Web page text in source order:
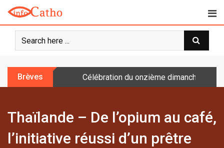
o
Brèves Célébration du onzième dimanche
Thaïlande – De l’opium au café,
l’initiative réussi d’un prêtre